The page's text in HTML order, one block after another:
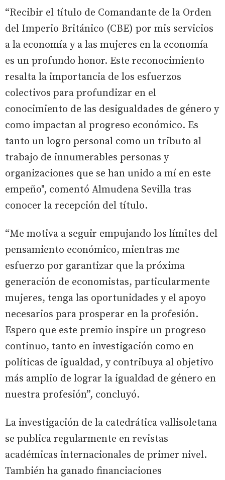
“Recibir el título de Comandante de la Orden
del Imperio Británico (CBE) por mis servicios
a la economía y a las mujeres en la economía
es un profundo honor. Este reconocimiento
resalta la importancia de los esfuerzos
colectivos para profundizar en el
conocimiento de las desigualdades de género y
como impactan al progreso económico. Es
tanto un logro personal como un tributo al
trabajo de innumerables personas y
organizaciones que se han unido a mí en este
empeño", comentó Almudena Sevilla tras
conocer la recepción del título.
“Me motiva a seguir empujando los límites del
pensamiento económico, mientras me
esfuerzo por garantizar que la próxima
generación de economistas, particularmente
mujeres, tenga las oportunidades y el apoyo
necesarios para prosperar en la profesión.
Espero que este premio inspire un progreso
continuo, tanto en investigación como en
políticas de igualdad, y contribuya al objetivo
más amplio de lograr la igualdad de género en
nuestra profesión”, concluyó.
La investigación de la catedrática vallisoletana
se publica regularmente en revistas
académicas internacionales de primer nivel.
También ha ganado financiaciones